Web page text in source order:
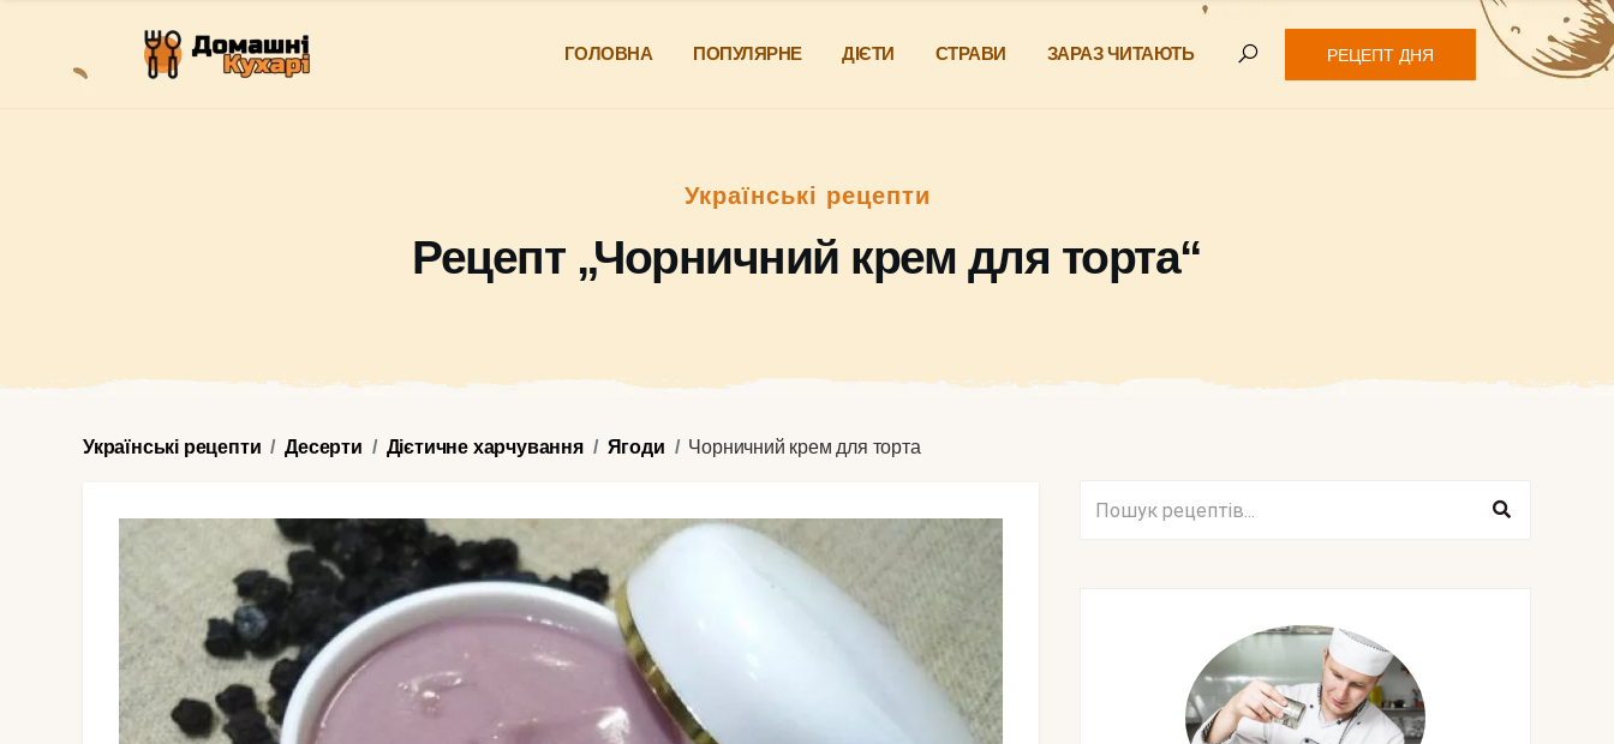
ГОЛОВНА ПОПУЛЯРНЕ ДІЄТИ СТРАВИ ЗАРАЗ ЧИТАЮТЬ РЕЦЕПТ ДНЯ
Українські рецепти
Рецепт „Чорничний крем для торта“
Українські рецепти Десерти Дієтичне харчування Ягоди Чорничний крем для торта